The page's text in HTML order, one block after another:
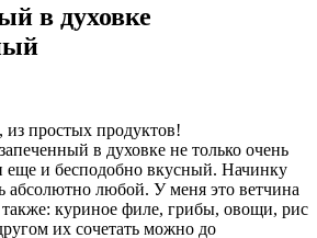
в духовке
простых продуктов!
в духовке не только очень
еще и бесподобно вкусный. Начинку
абсолютно любой. У меня это ветчина
куриное филе, грибы, овощи, рис
их сочетать можно до